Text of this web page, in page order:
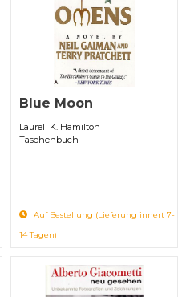
Blue Moon
Laurell K. Hamilton
Taschenbuch
Auf Bestellung (Lieferung innert 7-
14 Tagen)